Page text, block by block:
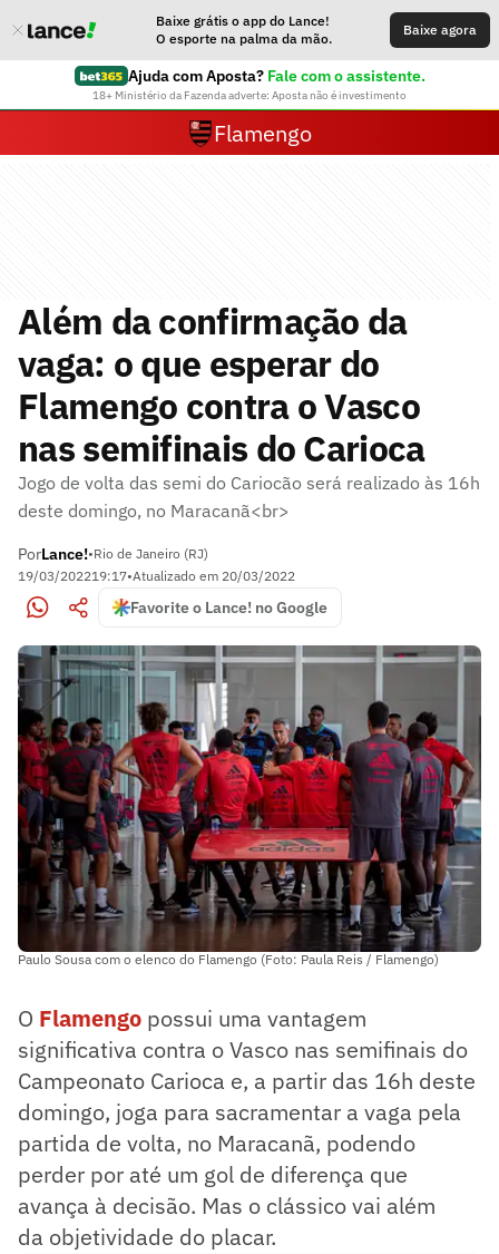
Baixe grátis o app do Lance!
O esporte na palma da mão.
Baixe agora
Ajuda com Aposta? Fale com o assistente.
18+ Ministério da Fazenda adverte: Aposta não é investimento
Flamengo
Além da confirmação da
vaga: o que esperar do
Flamengo contra o Vasco
nas semifinais do Carioca
Jogo de volta das semi do Cariocão será realizado às 16h
deste domingo, no Maracanã<br>
PorLance!•Rio de Janeiro (RJ)
19/03/202219:17•Atualizado em 20/03/2022
Favorite o Lance! no Google
Paulo Sousa com o elenco do Flamengo (Foto: Paula Reis / Flamengo)
O Flamengo possui uma vantagem
significativa contra o Vasco nas semifinais do
Campeonato Carioca e, a partir das 16h deste
domingo, joga para sacramentar a vaga pela
partida de volta, no Maracanã, podendo
perder por até um gol de diferença que
avança à decisão. Mas o clássico vai além
da objetividade do placar.